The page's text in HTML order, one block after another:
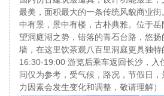
最美，面积最大的一条传统风貌商业
中有景，景中有楼，古朴典雅。位于
望洞庭湖之势，错落的青石台路，悠
墙，在这里饮茶观八百里洞庭更具独特
16:30-19:00 游览后乘车返回长沙，入
间仅为参考，受气候，路况，节假日
力因素会发生变化和调整，敬请理解）